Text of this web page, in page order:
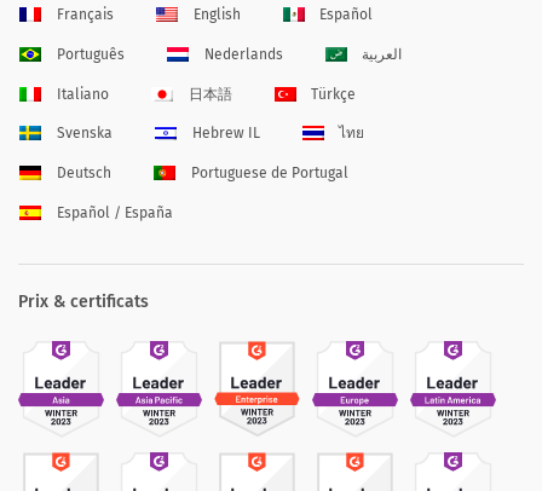
Français English Español
Português Nederlands العربية
Italiano 日本語 Türkçe
Svenska Hebrew IL ไทย
Deutsch Portuguese de Portugal
Español / España
Prix & certificats